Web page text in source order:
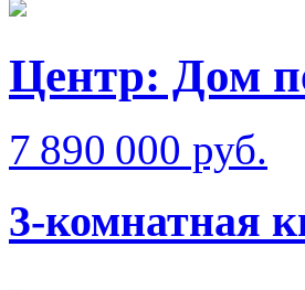
Центр: Дом
7 890 000 руб.
3-комнатная